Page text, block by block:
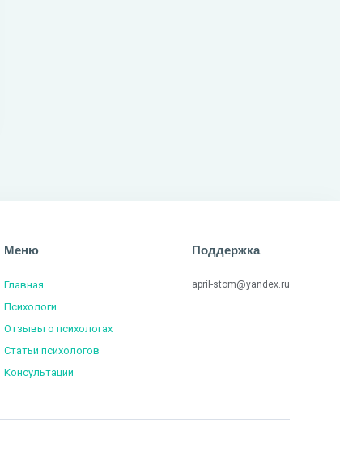
Меню
Главная
Психологи
Отзывы о психологах
Статьи психологов
Консультации
Поддержка
april-stom@yandex.ru